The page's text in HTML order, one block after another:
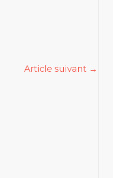
Article suivant →